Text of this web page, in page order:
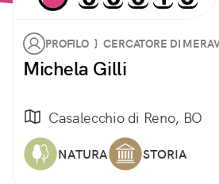
PROFILO } CERCATORE DI
Michela Gilli
Casalecchio di Reno, BO
NATURA STORIA